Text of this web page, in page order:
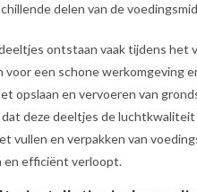
delen van de
ontstaan vaak tijdens het
een schone werkomgeving
opslaan en vervoeren van
deze deeltjes de
vullen en verpakken van
en efficiënt verloopt.